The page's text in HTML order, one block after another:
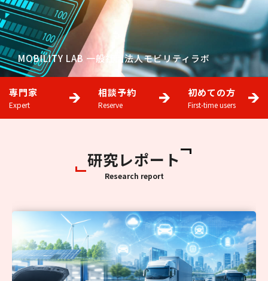
MOBILITY LAB 一般社団法人モビリティラボ
MOBILITY LAB 一般社団法人モビリティラボ
MOBILITY LAB 一般社団法人モビリティラボ
専門家
Expert
相談予約
Reserve
初めての方
First-time users
研究レポート
Research report